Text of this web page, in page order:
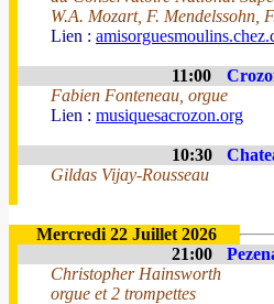
W.A. Mozart, F. Mendelssohn,
Lien :
11:00
Fabien Fonteneau, orgue
Lien : musiquesacrozon.org
10:30
Gildas Vijay-Rousseau
Mercredi 22 Juillet 2026
21:00
Christopher Hainsworth
orgue et 2 trompettes